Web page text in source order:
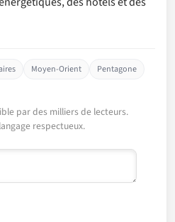
Moyen-Orient Pentagone
par des milliers de lecteurs.
respectueux.